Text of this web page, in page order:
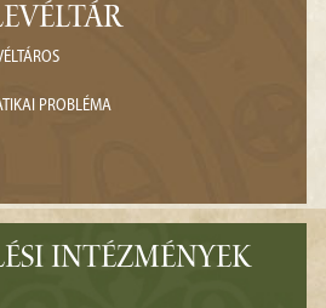
PROBLÉMA
INTÉZMÉNYEK